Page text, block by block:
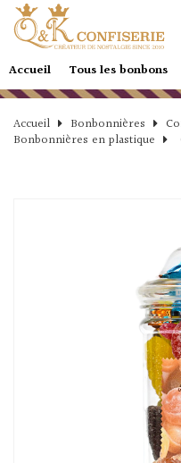
Accueil Tous les bonbons
Accueil Bonbonnières
Bonbonnières en plastique